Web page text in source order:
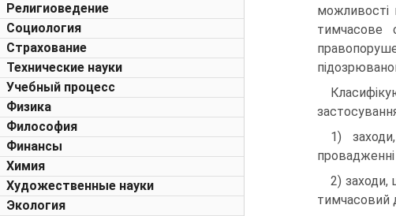
Религиоведение
Социология
Страхование
Технические науки
Учебный процесс
Физика
Философия
Финансы
Химия
Художественные науки
Экология
можливості
тимчасове
1)
провадженні
2) заходи,
тимчасовий